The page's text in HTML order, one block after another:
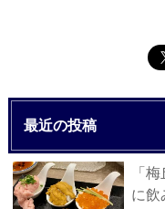
最近の投稿
「
に飲